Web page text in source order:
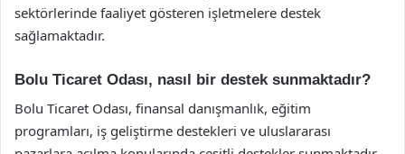
sektörlerinde faaliyet gösteren işletmelere destek
sağlamaktadır.
Bolu Ticaret Odası, nasıl bir destek sunmaktadır?
Bolu Ticaret Odası, finansal danışmanlık, eğitim
programları, iş geliştirme destekleri ve uluslararası